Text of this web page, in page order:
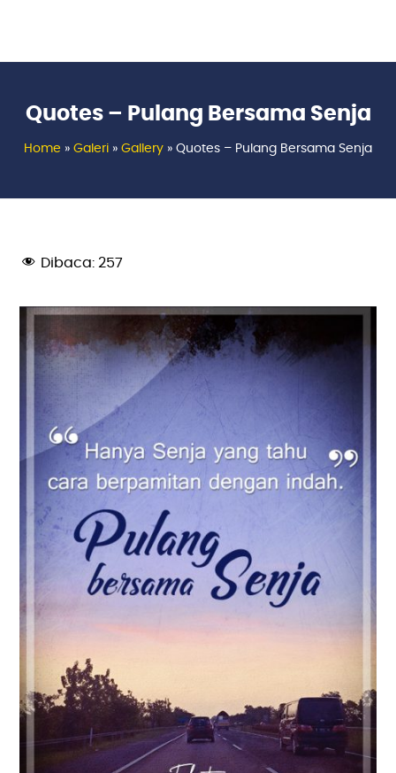
Quotes – Pulang Bersama Senja
Home » Galeri » Gallery » Quotes – Pulang Bersama Senja
Dibaca: 257